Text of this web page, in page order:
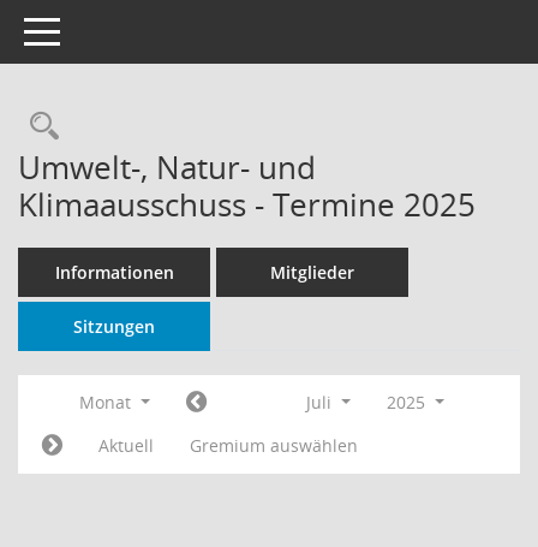
Toggle navigation
Rechercheauswahl
Umwelt-, Natur- und
Klimaausschuss - Termine 2025
Informationen Mitglieder
Sitzungen
Monat Juli
2025
Aktuell
Gremium auswählen